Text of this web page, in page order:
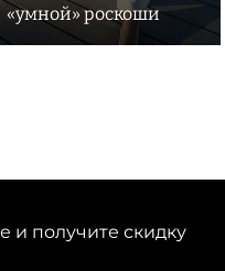
«умной» роскоши
и получите скидку